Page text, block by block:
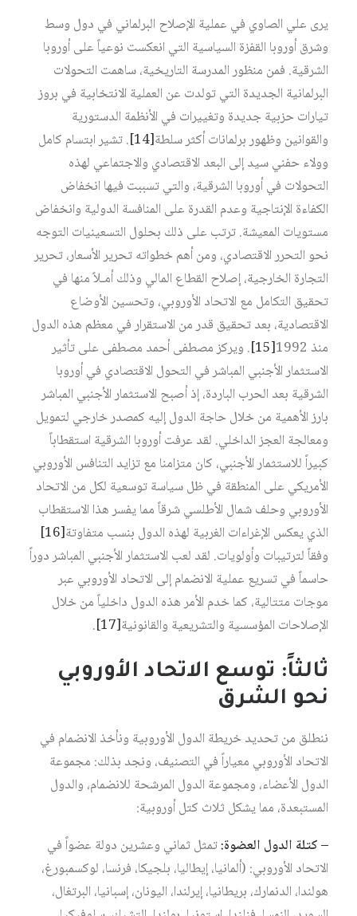
يرى علي الصاوي في عملية الإصلاح البرلماني في دول وسط
وشرق أوروبا القفزة السياسية التي انعكست نوعياً على أوروبا
الشرقية. فمن منظور المدرسة التاريخية، ساهمت التحولات
البرلمانية الجديدة التي تولدت عن العملية الانتخابية في بروز
تيارات حزبية جديدة وتغييرات في الأنظمة الدستورية
والقوانين وظهور برلمانات أكثر سلطة‏[14]
. تشير ابتسام كامل
وولاء حفني سيد إلى البعد الاقتصادي والاجتماعي لهذه
التحولات في أوروبا الشرقية، والتي تسببت فيها انخفاض
الكفاءة الإنتاجية وعدم القدرة على المنافسة الدولية وانخفاض
مستويات المعيشة. ترتب على ذلك بحلول التسعينيات التوجه
نحو التحرر الاقتصادي، ومن أهم خطواته تحرير الأسعار، تحرير
التجارة الخارجية، إصلاح القطاع المالي وذلك أمـلاً منها في
تحقيق التكامل مع الاتحاد الأوروبي، وتحسين الأوضاع
الاقتصادية، بعد تحقيق قدر من الاستقرار في معظم هذه الدول
منذ 1992‏
[15]
. ويركز مصطفى أحمد مصطفى على تأثير
الاستثمار الأجنبي المباشر في التحول الاقتصادي في أوروبا
الشرقية بعد الحرب الباردة، إذ أصبح الاستثمار الأجنبي المباشر
بارز الأهمية من خلال حاجة الدول إليه كمصدر خارجي لتمويل
ومعالجة العجز الداخلي. لقد عرفت أوروبا الشرقية استقطاباً
كبيراً للاستثمار الأجنبي، كان متزامنا مع تزايد التنافس الأوروبي
الأمريكي على المنطقة في ظل سياسة توسعية لكل من الاتحاد
الأوروبي وحلف شمال الأطلسي شرقاً مما يفسر هذا الاستقطاب
الذي يعكس الإغراءات الغربية لهذه الدول بنسب متفاوتة‏[16]
وفقاً لترتيبات وأولويات. لقد لعب الاستثمار الأجنبي المباشر دوراً
حاسماً في تسريع عملية الانضمام إلى الاتحاد الأوروبي عبر
موجات متتالية، كما خدم الأمر هذه الدول داخلياً من خلال
الإصلاحات المؤسسية والتشريعية والقانونية‏[17]
.
ثالثاً: توسع الاتحاد الأوروبي
نحو الشرق
ننطلق من تحديد خريطة الدول الأوروبية ونأخذ الانضمام في
الاتحاد الأوروبي معياراً في التصنيف، ونجد بذلك: مجموعة
الدول الأعضاء، ومجموعة الدول المرشحة للانضمام، والدول
المستبعدة، مما يشكل ثلاث كتل أوروبية:
– كتلة الدول العضوة:تمثل ثماني وعشرين دولة عضواً في
الاتحاد الأوروبي: (ألمانيا، إيطاليا، بلجيكا، فرنسا، لوكسمبورغ،
هولندا، الدنمارك، بريطانيا، إيرلندا، اليونان، إسبانيا، البرتغال،